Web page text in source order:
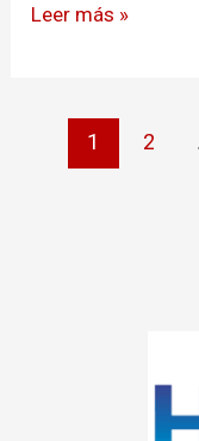
Leer más »
1 2